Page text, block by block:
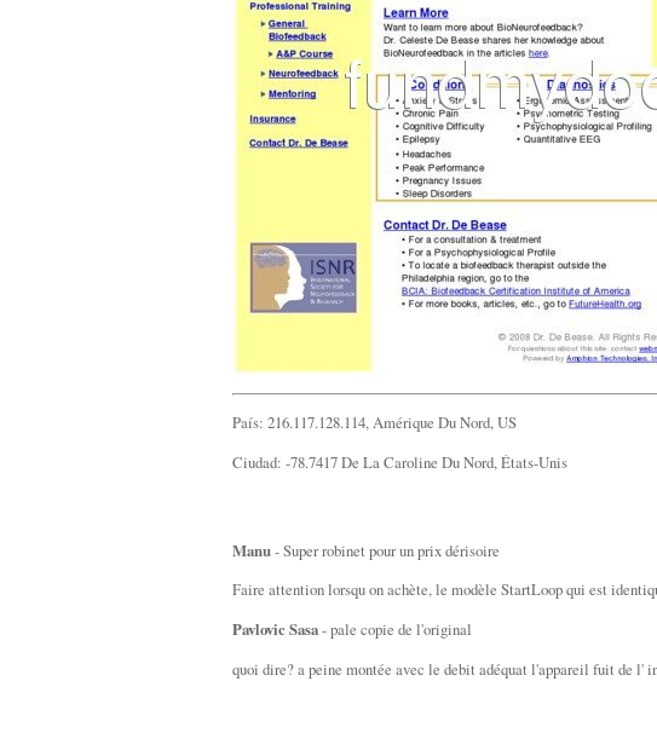
País: 216.117.128.114, Amérique Du Nord, US
Ciudad: -78.7417 De La Caroline Du Nord, États-Unis
Manu- Super robinet pour un prix dérisoire
Faire attention lorsqu on achète, le modèle StartLoop qui est
Pavlovic Sasa- pale copie de l'original
quoi dire? a peine montée avec le debit adéquat l'appareil fuit de l'